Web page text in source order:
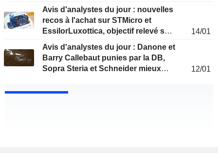
Avis d'analystes du jour : nouvelles
recos à l'achat sur STMicro et
EssilorLuxottica, objectif relevé sur
14/01
Avis d'analystes du jour : Danone et
Barry Callebaut punies par la DB,
Sopra Steria et Schneider mieux
12/01